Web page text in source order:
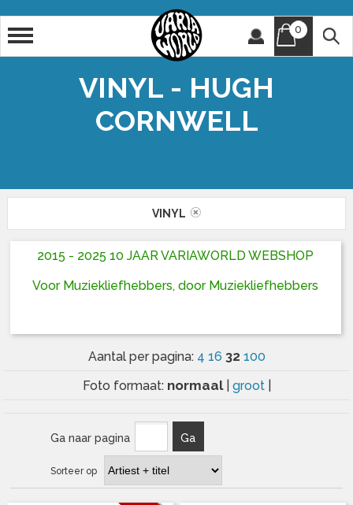
0
VINYL - HUGH
CORNWELL
VINYL
2015 - 2025 10 JAAR VARIAWORLD WEBSHOP
Voor Muziekliefhebbers, door Muziekliefhebbers
Aantal per pagina: 4 16 32 100
Foto formaat: normaal groot
Ga naar pagina Ga
Sorteer op